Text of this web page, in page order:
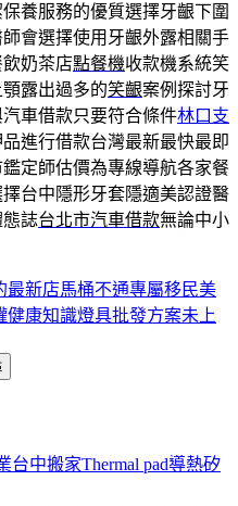
養服務的優質選擇牙齦下圍
師會選擇使用牙齦外露相關手
奶茶店點餐機收款機系統笑
露出過多的笑齦案例探討牙
車借款只要符合條件林口支
進行借款台灣最新最快最即
定師估價為專線導航各家餐
擇台中隱形牙套隱適美認證醫
誌台北市汽車借款無論中小
新店馬桶不通專屬移民美
康知識燈具批發方案未上
中搬家Thermal pad導熱矽